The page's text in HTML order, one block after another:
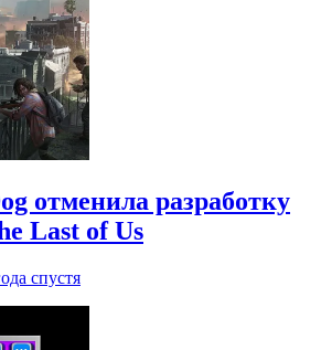
отменила разработку
Last of Us
спустя